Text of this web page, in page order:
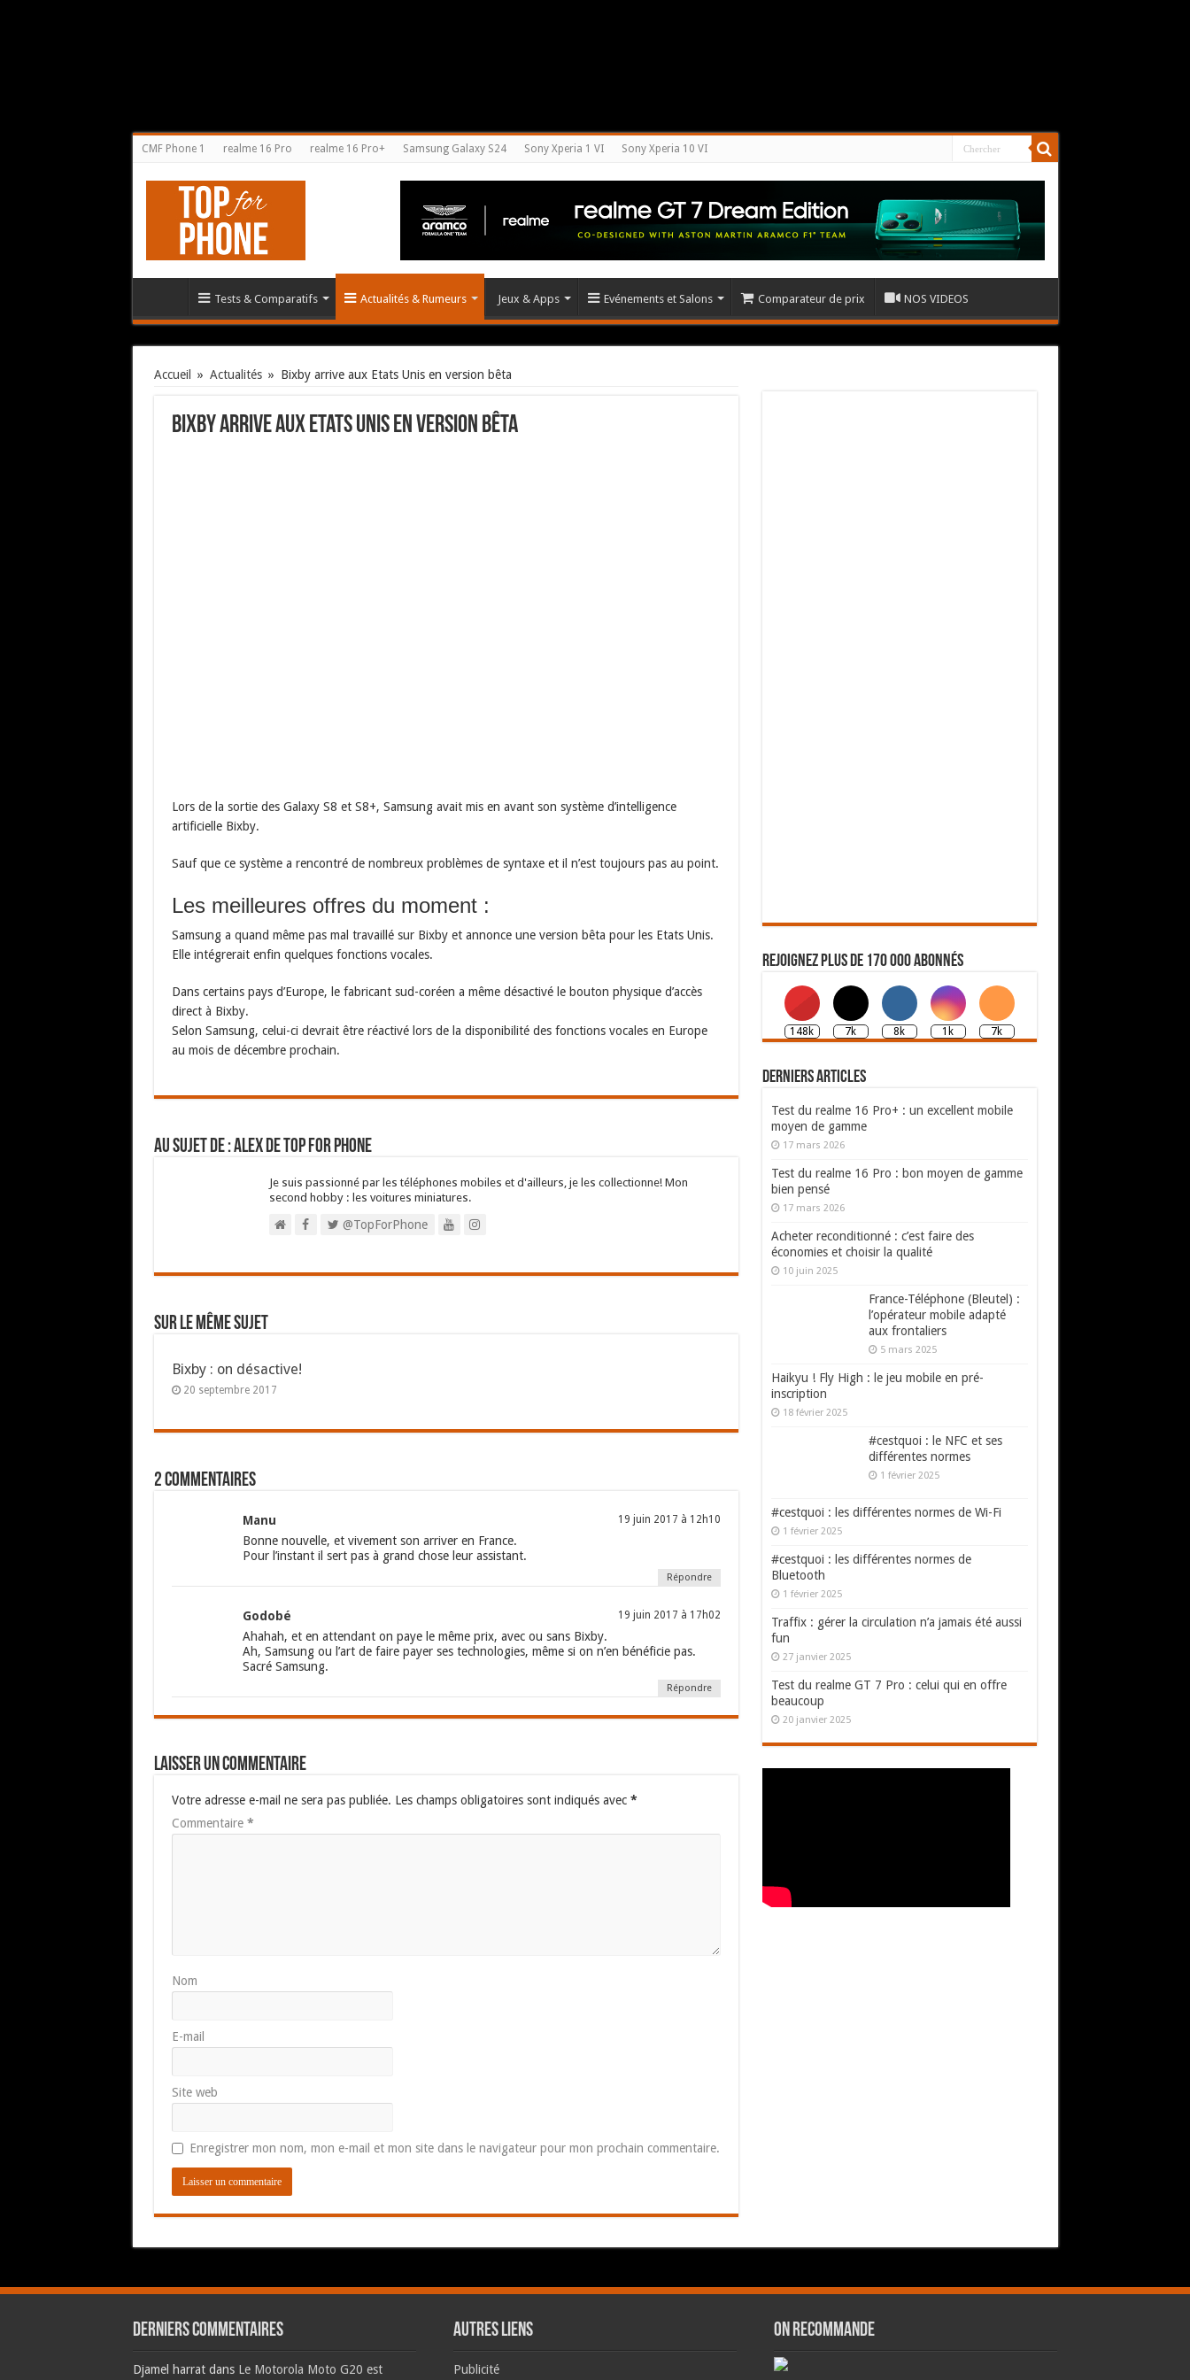
CMF Phone 1 realme 16 Pro realme 16 Pro+ Samsung Galaxy S24 Sony Xperia 1 VI Sony Xperia 10 VI
Tests & Comparatifs Actualités & Rumeurs Jeux & Apps Evénements et Salons Comparateur de prix NOS VIDEOS
Accueil » Actualités » Bixby arrive aux Etats Unis en version bêta
Bixby arrive aux Etats Unis en version bêta
Lors de la sortie des Galaxy S8 et S8+, Samsung avait mis en avant son système d’intelligence
artificielle Bixby.
Sauf que ce système a rencontré de nombreux problèmes de syntaxe et il n’est toujours pas au point.
Les meilleures offres du moment :
Samsung a quand même pas mal travaillé sur Bixby et annonce une version bêta pour les Etats Unis.
Elle intégrerait enfin quelques fonctions vocales.
Dans certains pays d’Europe, le fabricant sud-coréen a même désactivé le bouton physique d’accès
direct à Bixby.
Selon Samsung, celui-ci devrait être réactivé lors de la disponibilité des fonctions vocales en Europe
au mois de décembre prochain.
Au sujet de : Alex de Top For Phone
Je suis passionné par les téléphones mobiles et d'ailleurs, je les collectionne! Mon
second hobby : les voitures miniatures.
@TopForPhone
Sur le même sujet
Bixby : on désactive!
20 septembre 2017
2 commentaires
Manu 19 juin 2017 à 12h10
Bonne nouvelle, et vivement son arriver en France.
Pour l’instant il sert pas à grand chose leur assistant.
Répondre
Godobé 19 juin 2017 à 17h02
Ahahah, et en attendant on paye le même prix, avec ou sans Bixby.
Ah, Samsung ou l’art de faire payer ses technologies, même si on n’en bénéficie pas.
Sacré Samsung.
Répondre
Laisser un commentaire
Votre adresse e-mail ne sera pas publiée. Les champs obligatoires sont indiqués avec *
Commentaire *
Nom
E-mail
Site web
Enregistrer mon nom, mon e-mail et mon site dans le navigateur pour mon prochain commentaire.
Rejoignez plus de 170 000 abonnés
148k 7k 8k 1k 7k
Derniers articles
Test du realme 16 Pro+ : un excellent mobile
moyen de gamme
17 mars 2026
Test du realme 16 Pro : bon moyen de gamme
bien pensé
17 mars 2026
Acheter reconditionné : c’est faire des
économies et choisir la qualité
10 juin 2025
France-Téléphone (Bleutel) :
l’opérateur mobile adapté
aux frontaliers
5 mars 2025
Haikyu ! Fly High : le jeu mobile en pré-
inscription
18 février 2025
#cestquoi : le NFC et ses
différentes normes
1 février 2025
#cestquoi : les différentes normes de Wi-Fi
1 février 2025
#cestquoi : les différentes normes de
Bluetooth
1 février 2025
Traffix : gérer la circulation n’a jamais été aussi
fun
27 janvier 2025
Test du realme GT 7 Pro : celui qui en offre
beaucoup
20 janvier 2025
Derniers commentaires
Djamel harratdans Le Motorola Moto G20 est
AUTRES LIENS
Publicité
ON RECOMMANDE